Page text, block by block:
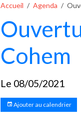
Accueil Agenda
Cohem
Le 08/05/2021
Ajouter au calendrier